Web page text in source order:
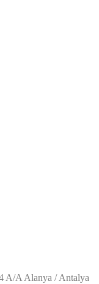
A/A Alanya / Antalya